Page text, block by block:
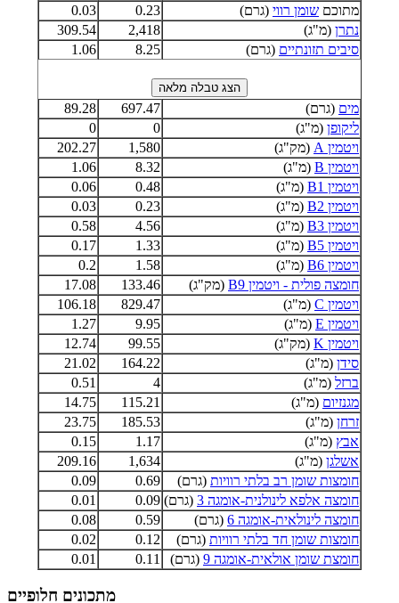
מתוכם שומן רווי (גרם) 0.23
0.03
נתרן (מ"ג) 2,418
309.54
סיבים תזונתיים (גרם) 8.25
1.06
מים (גרם) 697.47
89.28
ליקופן (מ"ג) 0
0
ויטמין A
(מק"ג) 1,580
202.27
ויטמין B
(מ"ג) 8.32
1.06
ויטמין B1
(מ"ג) 0.48
0.06
ויטמין B2
(מ"ג) 0.23
0.03
ויטמין B3
(מ"ג) 4.56
0.58
ויטמין B5
(מ"ג) 1.33
0.17
ויטמין B6
(מ"ג) 1.58
0.2
חומצה פולית - ויטמין B9
(מק"ג) 133.46
17.08
ויטמין C
(מ"ג) 829.47
106.18
ויטמין E
(מ"ג) 9.95
1.27
ויטמין K
(מק"ג) 99.55
12.74
סידן (מ"ג) 164.22
21.02
ברזל (מ"ג) 4
0.51
מגנזיום (מ"ג) 115.21
14.75
זרחן (מ"ג) 185.53
23.75
אבץ (מ"ג) 1.17
0.15
אשלגן (מ"ג) 1,634
209.16
חומצות שומן רב בלתי רוויות (גרם) 0.69
0.09
חומצה אלפא לינולנית-אומגה 3
(גרם) 0.09
0.01
חומצה לינולאית-אומגה 6
(גרם) 0.59
0.08
חומצות שומן חד בלתי רוויות (גרם) 0.12
0.02
חומצת שומן אולאית-אומגה 9
(גרם) 0.11
0.01
מתכונים חלופיים